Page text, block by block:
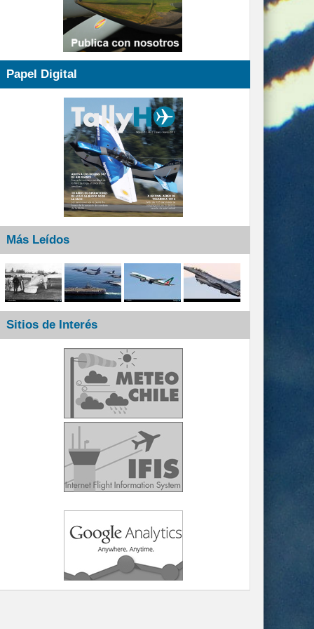
Papel Digital
Más Leídos
Sitios de Interés